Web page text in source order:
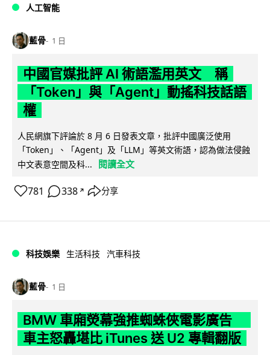
人工智能
藍骨 1 日
中國官媒批評 AI 術語濫用英文 稱
「Token」與「Agent」動搖科技話語
權
人民網旗下評論於 8 月 6 日發表文章，批評中國廣泛使用
「Token」、「Agent」及「LLM」等英文術語，認為做法侵蝕
中文表意空間及科...
閱讀全文
781 338 ↗ 分享
科技娛樂 生活科技 汽車科技
藍骨 1 日
BMW 車廂熒幕強推蜘蛛俠電影廣告
車主怒轟堪比 iTunes 送 U2 專輯翻版